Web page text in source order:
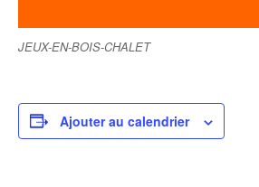
JEUX-EN-BOIS-CHALET
Ajouter au calendrier